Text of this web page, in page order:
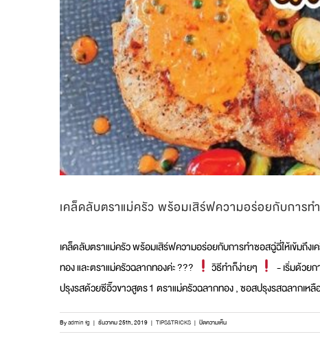
เคล็ดลับตราแม่ครัว พร้อมเสิร์ฟความอร่อยกับการท
เคล็ดลับตราแม่ครัว พร้อมเสิร์ฟความอร่อยกับการทำซอสฉู่ฉี่ให้เข้มถึงเ
ทอง และตราแม่ครัวฉลากทองค่ะ ???
วิธีทำก็ง่ายๆ
- เริ่มด้วย
ปรุงรสด้วยซีอิ๊วขาวสูตร 1 ตราแม่ครัวฉลากทอง , ซอสปรุงรสฉลากเห
Byadmin fg | ธันวาคม 25th, 2019 | TIPS&TRICKS | ปิดความเห็นบน
เคล็ด